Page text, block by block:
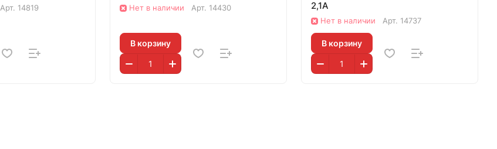
Арт. 14819 Нет в наличии Арт. 14430
В корзину
2,1А
Нет в наличии Арт. 14737
В корзину